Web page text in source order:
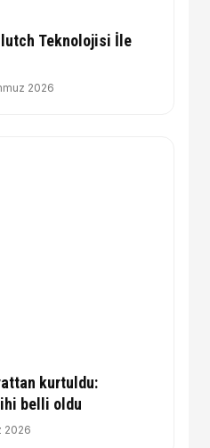
Teknolojisi İle
2026
kurtuldu:
belli oldu
2026